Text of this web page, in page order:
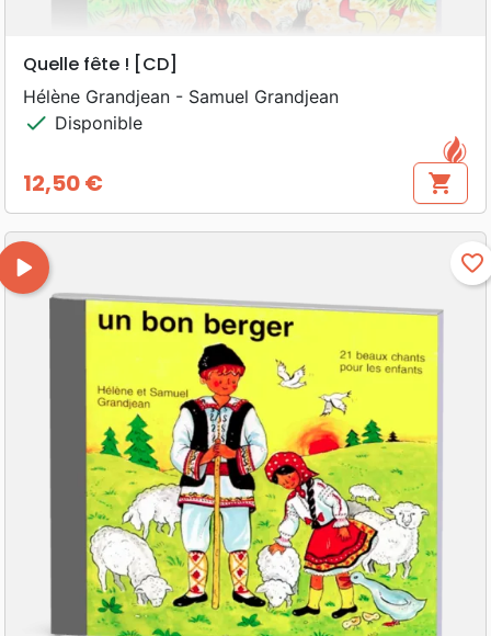
Quelle fête ! [CD]
Hélène Grandjean - Samuel Grandjean
check Disponible
Prix
12,50 € shopping_cart
play_arrow favorite_border